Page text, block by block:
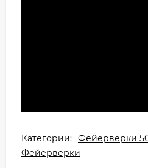
Категории: Фейерверки
Фейерверки